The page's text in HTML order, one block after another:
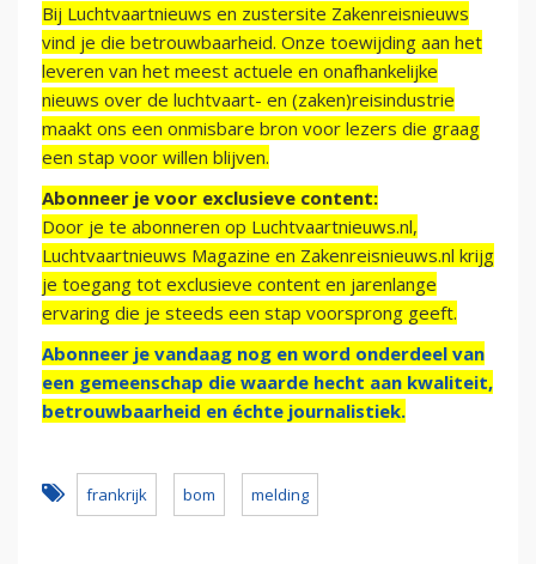
Bij Luchtvaartnieuws en zustersite Zakenreisnieuws
vind je die betrouwbaarheid. Onze toewijding aan het
leveren van het meest actuele en onafhankelijke
nieuws over de luchtvaart- en (zaken)reisindustrie
maakt ons een onmisbare bron voor lezers die graag
een stap voor willen blijven.
Abonneer je voor exclusieve content:
Door je te abonneren op Luchtvaartnieuws.nl,
Luchtvaartnieuws Magazine en Zakenreisnieuws.nl krijg
je toegang tot exclusieve content en jarenlange
ervaring die je steeds een stap voorsprong geeft.
Abonneer je vandaag nog en word onderdeel van
een gemeenschap die waarde hecht aan kwaliteit,
betrouwbaarheid en échte journalistiek.
frankrijk bom melding